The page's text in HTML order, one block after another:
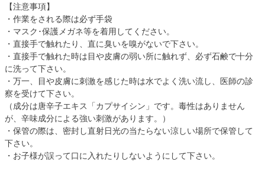
【注意事項】
・作業をされる際は必ず手袋
・マスク･保護メガネ等を着用してください。
・直接手で触れたり、直に臭いを嗅がないで下さい。
・直接手で触れた時は目や皮膚の弱い所に触れず、必ず石鹸で十分
に洗って下さい。
・万一、目や皮膚に刺激を感じた時は水でよく洗い流し、医師の診
察を受けて下さい。
（成分は唐辛子エキス「カプサイシン」です。毒性はありません
が、辛味成分による強い刺激があります。）
・保管の際は、密封し直射日光の当たらない涼しい場所で保管して
下さい。
・お子様が誤って口に入れたりしないようにして下さい。